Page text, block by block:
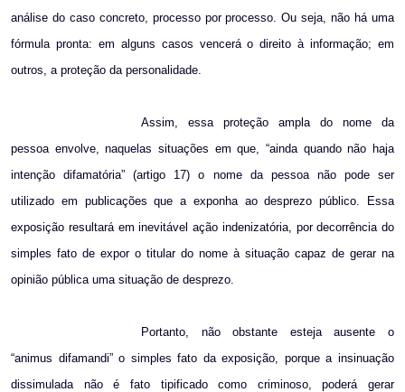
análise do caso concreto, processo por processo. Ou seja, não há uma
fórmula pronta: em alguns casos vencerá o direito à informação; em
outros, a proteção da personalidade.
Assim, essa proteção ampla do nome da
pessoa envolve, naquelas situações em que, “ainda quando não haja
intenção difamatória” (artigo 17) o nome da pessoa não pode ser
utilizado em publicações que a exponha ao desprezo público. Essa
exposição resultará em inevitável ação indenizatória, por decorrência do
simples fato de expor o titular do nome à situação capaz de gerar na
opinião pública uma situação de desprezo.
Portanto, não obstante esteja ausente o
“animus difamandi” o simples fato da exposição, porque a insinuação
dissimulada não é fato tipificado como criminoso, poderá gerar